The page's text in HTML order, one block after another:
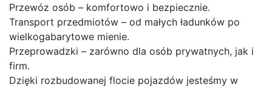
Przewóz osób – komfortowo i bezpiecznie.
Transport przedmiotów – od małych ładunków po
wielkogabarytowe mienie.
Przeprowadzki – zarówno dla osób prywatnych, jak i
firm.
Dzięki rozbudowanej flocie pojazdów jesteśmy w